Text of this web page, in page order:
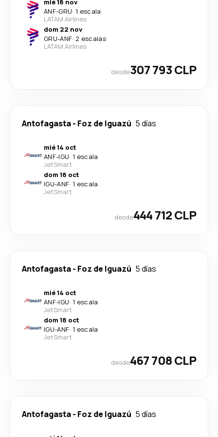
mié 18 nov
ANF-GRU· 1 escala
LATAM Airlines
dom 22 nov
GRU-ANF· 2 escalas
LATAM Airlines
desde307 793 CLP
Antofagasta- Foz de Iguazú 5 días
mié 14 oct
ANF-IGU· 1 escala
JetSmart
dom 18 oct
IGU-ANF· 1 escala
JetSmart
desde444 712 CLP
Antofagasta- Foz de Iguazú 5 días
mié 14 oct
ANF-IGU· 1 escala
JetSmart
dom 18 oct
IGU-ANF· 1 escala
JetSmart
desde467 708 CLP
Antofagasta- Foz de Iguazú 5 días